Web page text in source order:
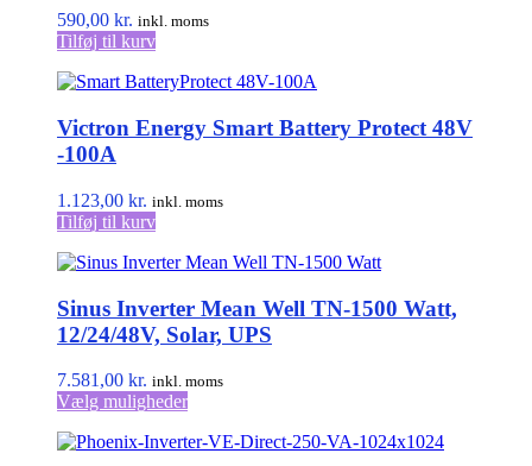
varesiden
590,00 kr. inkl. moms
Tilføj til kurv
Victron Energy Smart Battery Protect 48V
-100A
1.123,00 kr. inkl. moms
Tilføj til kurv
Sinus Inverter Mean Well TN-1500 Watt,
12/24/48V, Solar, UPS
7.581,00 kr. inkl. moms
Vælg mulighederDette
har